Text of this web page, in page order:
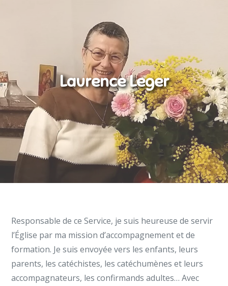
Laurence Leger
Responsable de ce Service, je suis heureuse de servir
l’Église par ma mission d’accompagnement et de
formation. Je suis envoyée vers les enfants, leurs
parents, les catéchistes, les catéchumènes et leurs
accompagnateurs, les confirmands adultes… Avec